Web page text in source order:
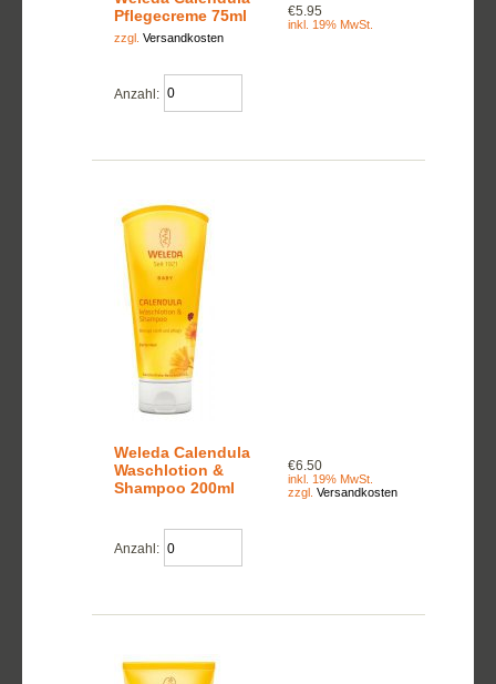
Pflegecreme 75ml
€5.95
inkl. 19% MwSt.
zzgl. Versandkosten
Anzahl:
Weleda Calendula
Waschlotion &
Shampoo 200ml
€6.50
inkl. 19% MwSt.
zzgl. Versandkosten
Anzahl: